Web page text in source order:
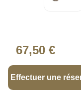
67,50 €
Effectuer une